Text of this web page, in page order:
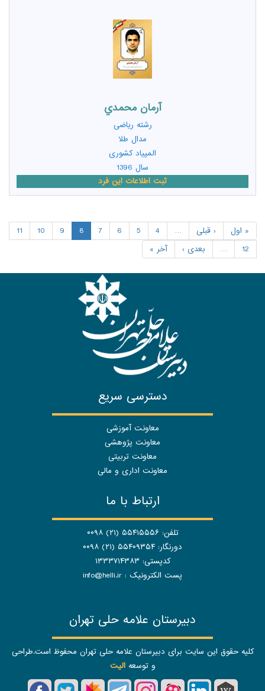
آرمان محمدي
رشته ریاضی
مدال طلا
المپیاد کشوری
سال 1396
ثبت اطلاعات این فرد
« اول ‹ قبلی …
4
5
6
7
8
9
10
11
12
… بعدی › آخر »
دسترسی سریع
معاونت آموزشی
معاونت پژوهشی
معاونت تربیتی
معاونت اداری و مالی
ارتباط با ما
تلفن: ۵۵۴۱۵۵۵۶ (۲۱) ۰۰۹۸
دورنگار: ۵۵۴۰۹۳۵۴ (۲۱) ۰۰۹۸
کدپستی: ۱۳۳۳۷۱۴۳۸۳
پست الکترونیک : info@helli.ir
دبیرستان علامه حلی تهران
کلیه حقوق این سایت برای دبیرستان علامه حلی تهران محفوظ است.طراحی
و توسعهالیت